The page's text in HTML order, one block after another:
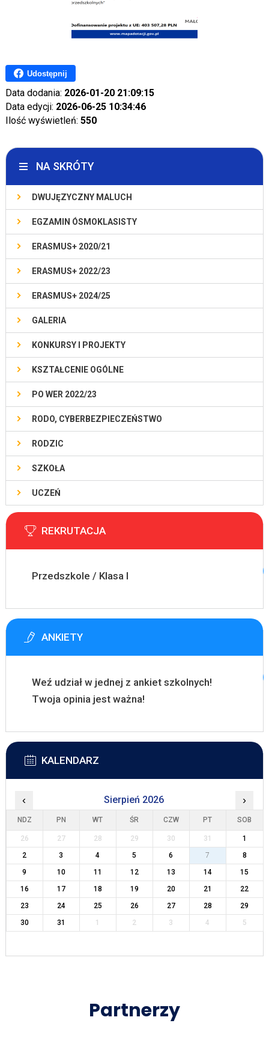
Udostępnij
Data dodania: 2026-01-20 21:09:15
Data edycji: 2026-06-25 10:34:46
Ilość wyświetleń: 550
NA SKRÓTY
DWUJĘZYCZNY MALUCH
EGZAMIN ÓSMOKLASISTY
ERASMUS+ 2020/21
ERASMUS+ 2022/23
ERASMUS+ 2024/25
GALERIA
KONKURSY I PROJEKTY
KSZTAŁCENIE OGÓLNE
PO WER 2022/23
RODO, CYBERBEZPIECZEŃSTWO
RODZIC
SZKOŁA
UCZEŃ
REKRUTACJA
Przedszkole / Klasa I
ANKIETY
Weź udział w jednej z ankiet szkolnych!
Twoja opinia jest ważna!
KALENDARZ
‹ Sierpień 2026 ›
NDZ PN WT ŚR CZW PT SOB
26 27 28 29 30 31
1
2
3 4 5 6 7
8
9
10 11 12 13 14
15
16
17 18 19 20 21
22
23
24 25 26 27 28
29
30
31 1 2 3 4 5
Partnerzy